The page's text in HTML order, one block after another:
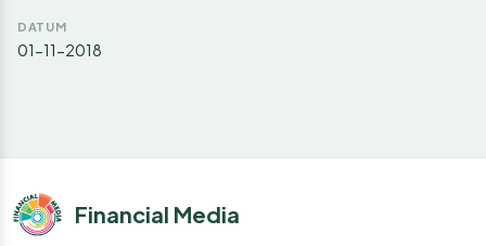
DATUM
01-11-2018
Financial Media